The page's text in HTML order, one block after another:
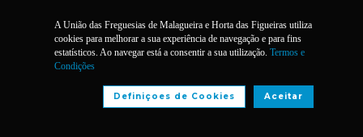
A União das Freguesias de Malagueira e Horta das Figueiras utiliza
cookies para melhorar a sua experiência de navegação e para fins
estatísticos. Ao navegar está a consentir a sua utilização. Termos e
Condições
Aceitar
Definiçoes de Cookies